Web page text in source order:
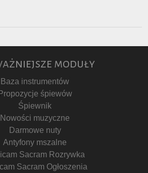
moduły
Baza instrumentów
Propozycje śpiewów
Śpiewnik
Nowości muzyczne
Darmowe nuty
Antyfony mszalne
Sacram Rozrywka
Sacram Ogłoszenia